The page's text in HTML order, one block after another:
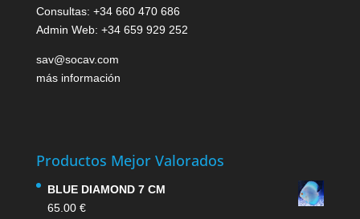
Consultas: +34 660 470 686
Admin Web: +34 659 929 252
sav@socav.com
más información
Productos Mejor Valorados
BLUE DIAMOND 7 CM
65.00 €